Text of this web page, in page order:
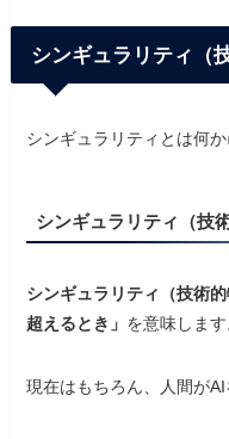
シンギュラリティ（
シンギュラリティとは何
シンギュラリティ（技
シンギュラリティ（技術的
超えるとき」 を意味します
現在はもちろん、人間がAI